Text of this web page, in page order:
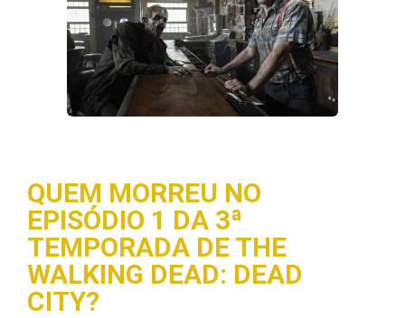
QUEM MORREU NO
EPISÓDIO 1 DA 3ª
TEMPORADA DE THE
WALKING DEAD: DEAD
CITY?